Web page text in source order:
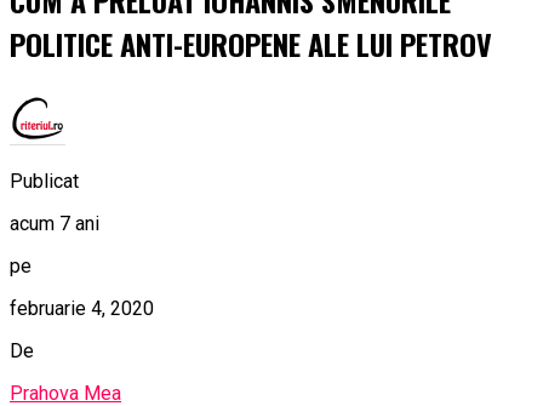
POLITICE ANTI-EUROPENE ALE LUI PETROV
Publicat
acum 7 ani
pe
februarie 4, 2020
De
Prahova Mea